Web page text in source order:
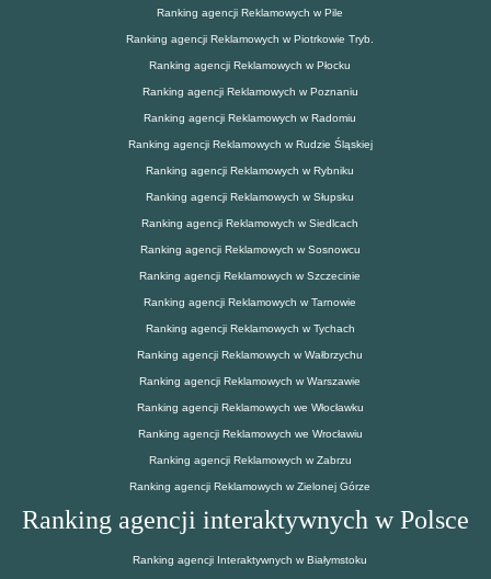
Ranking agencji Reklamowych w Pile
Ranking agencji Reklamowych w Piotrkowie Tryb.
Ranking agencji Reklamowych w Płocku
Ranking agencji Reklamowych w Poznaniu
Ranking agencji Reklamowych w Radomiu
Ranking agencji Reklamowych w Rudzie Śląskiej
Ranking agencji Reklamowych w Rybniku
Ranking agencji Reklamowych w Słupsku
Ranking agencji Reklamowych w Siedlcach
Ranking agencji Reklamowych w Sosnowcu
Ranking agencji Reklamowych w Szczecinie
Ranking agencji Reklamowych w Tarnowie
Ranking agencji Reklamowych w Tychach
Ranking agencji Reklamowych w Wałbrzychu
Ranking agencji Reklamowych w Warszawie
Ranking agencji Reklamowych we Włocławku
Ranking agencji Reklamowych we Wrocławiu
Ranking agencji Reklamowych w Zabrzu
Ranking agencji Reklamowych w Zielonej Górze
Ranking agencji interaktywnych w Polsce
Ranking agencji Interaktywnych w Białymstoku